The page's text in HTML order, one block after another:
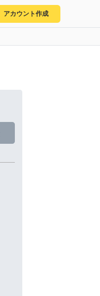
アカウント作成